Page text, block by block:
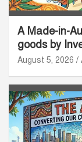
A Made-in-
goods by
August 5, 2026